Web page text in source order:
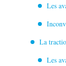
Les
La
Les